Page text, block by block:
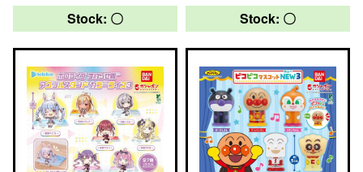
Stock: 〇 Stock: 〇